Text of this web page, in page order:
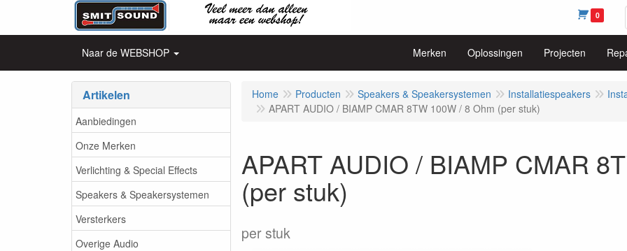
0
Naar de WEBSHOP Merken Oplossingen Projecten
Artikelen
Aanbiedingen
Onze Merken
Verlichting & Special Effects
Speakers & Speakersystemen
Versterkers
Overige Audio
Home Producten Speakers & Speakersystemen Installatiespeakers
APART AUDIO / BIAMP CMAR 8TW 100W / 8 Ohm (per stuk)
APART AUDIO / BIAMP CMAR
(per stuk)
per stuk